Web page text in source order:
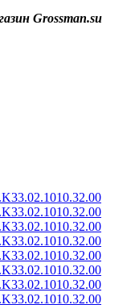
Grossman.su